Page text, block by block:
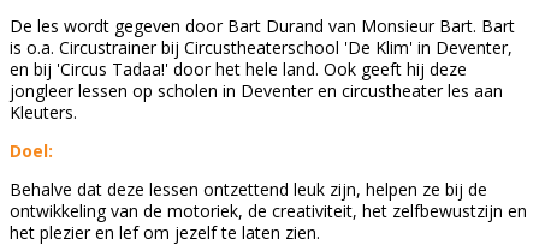
De les wordt gegeven door Bart Durand van Monsieur Bart. Bart
is o.a. Circustrainer bij Circustheaterschool 'De Klim' in Deventer,
en bij 'Circus Tadaa!' door het hele land. Ook geeft hij deze
jongleer lessen op scholen in Deventer en circustheater les aan
Kleuters.
Doel:
Behalve dat deze lessen ontzettend leuk zijn, helpen ze bij de
ontwikkeling van de motoriek, de creativiteit, het zelfbewustzijn en
het plezier en lef om jezelf te laten zien.